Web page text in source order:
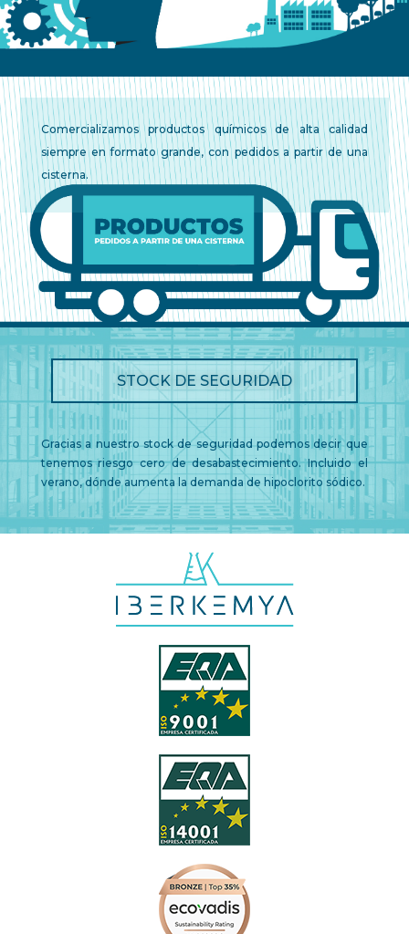
Comercializamos productos químicos de alta calidad
siempre en formato grande, con pedidos a partir de una
cisterna.
STOCK DE SEGURIDAD
Gracias a nuestro stock de seguridad podemos decir que
tenemos riesgo cero de desabastecimiento. Incluido el
verano, dónde aumenta la demanda de hipoclorito sódico.